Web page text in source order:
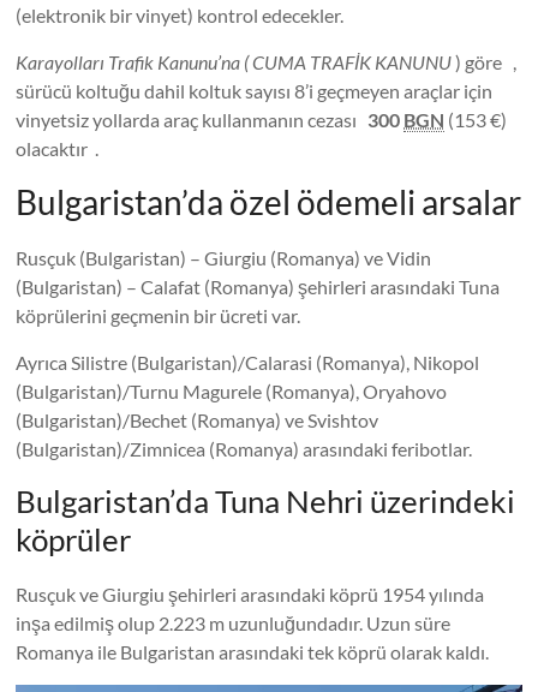
(elektronik bir vinyet) kontrol edecekler.
Karayolları Trafik Kanunu’na ( CUMA TRAFİK KANUNU) göre ,
sürücü koltuğu dahil koltuk sayısı 8’i geçmeyen araçlar için
vinyetsiz yollarda araç kullanmanın cezası 300 BGN (153 €)
olacaktır .
Bulgaristan’da özel ödemeli arsalar
Rusçuk (Bulgaristan) – Giurgiu (Romanya) ve Vidin
(Bulgaristan) – Calafat (Romanya) şehirleri arasındaki Tuna
köprülerini geçmenin bir ücreti var.
Ayrıca Silistre (Bulgaristan)/Calarasi (Romanya), Nikopol
(Bulgaristan)/Turnu Magurele (Romanya), Oryahovo
(Bulgaristan)/Bechet (Romanya) ve Svishtov
(Bulgaristan)/Zimnicea (Romanya) arasındaki feribotlar.
Bulgaristan’da Tuna Nehri üzerindeki
köprüler
Rusçuk ve Giurgiu şehirleri arasındaki köprü 1954 yılında
inşa edilmiş olup 2.223 m uzunluğundadır. Uzun süre
Romanya ile Bulgaristan arasındaki tek köprü olarak kaldı.